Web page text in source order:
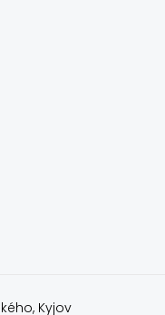
Kyjov